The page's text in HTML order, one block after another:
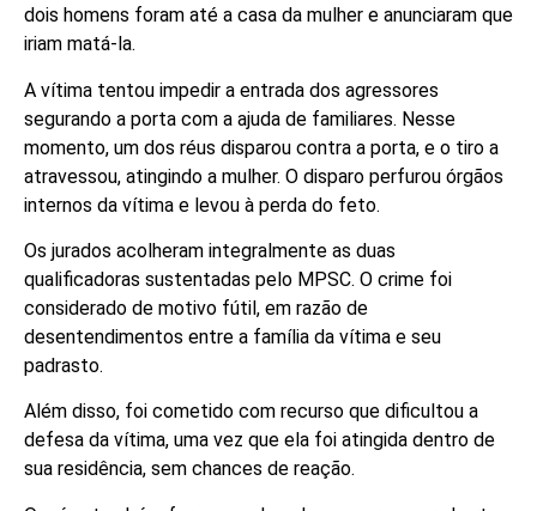
dois homens foram até a casa da mulher e anunciaram que
iriam matá-la.
A vítima tentou impedir a entrada dos agressores
segurando a porta com a ajuda de familiares. Nesse
momento, um dos réus disparou contra a porta, e o tiro a
atravessou, atingindo a mulher. O disparo perfurou órgãos
internos da vítima e levou à perda do feto.
Os jurados acolheram integralmente as duas
qualificadoras sustentadas pelo MPSC. O crime foi
considerado de motivo fútil, em razão de
desentendimentos entre a família da vítima e seu
padrasto.
Além disso, foi cometido com recurso que dificultou a
defesa da vítima, uma vez que ela foi atingida dentro de
sua residência, sem chances de reação.